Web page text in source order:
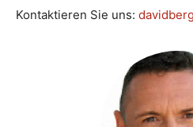
Kontaktieren Sie uns: